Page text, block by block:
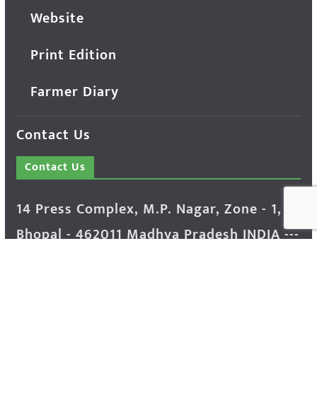
Website
Print Edition
Farmer Diary
Contact Us
Contact Us
14 Press Complex, M.P. Nagar, Zone - 1,
Bhopal - 462011 Madhya Pradesh INDIA ---